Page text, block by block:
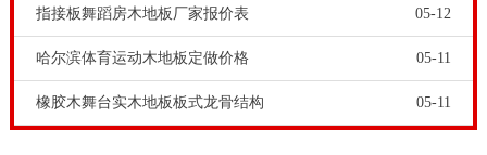
指接板舞蹈房木地板厂家报价表 05-12
哈尔滨体育运动木地板定做价格 05-11
橡胶木舞台实木地板板式龙骨结构 05-11